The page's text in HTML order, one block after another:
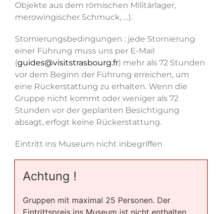
Objekte aus dem römischen Militärlager,
merowingischer Schmuck, …).
Stornierungsbedingungen : jede Stornierung
einer Führung muss uns per E-Mail
(guides@visitstrasbourg.fr) mehr als 72 Stunden
vor dem Beginn der Führung erreichen, um
eine Rückerstattung zu erhalten. Wenn die
Gruppe nicht kommt oder weniger als 72
Stunden vor der geplanten Besichtigung
absagt, erfogt keine Rückerstattung.
Eintritt ins Museum nicht inbegriffen
Achtung !
Gruppen mit maximal 25 Personen. Der